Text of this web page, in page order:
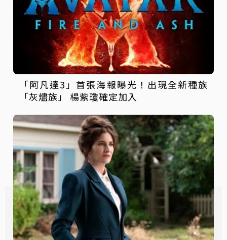
「阿凡達3」首張海報曝光！出現全新種族
「灰燼族」 楊紫瓊確定加入